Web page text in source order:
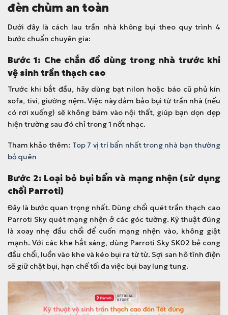
đèn chùm an toàn
Dưới đây là cách lau trần nhà không bụi theo quy trình 4
bước chuẩn chuyên gia:
Bước 1: Che chắn đồ dùng trong nhà trước khi
vệ sinh trần thạch cao
Trước khi bắt đầu, hãy dùng bạt nilon hoặc báo cũ phủ kín
sofa, tivi, giường nệm. Việc này đảm bảo bụi từ trần nhà (nếu
có rơi xuống) sẽ không bám vào nội thất, giúp bạn dọn dẹp
hiện trường sau đó chỉ trong 1 nốt nhạc.
Tham khảo thêm: Top 7 vị trí bẩn nhất trong nhà bạn thường
bỏ quên
Bước 2: Loại bỏ bụi bẩn và mạng nhện (sử dụng
chổi Parroti)
Đây là bước quan trọng nhất. Dùng chổi quét trần thạch cao
Parroti Sky quét mạng nhện ở các góc tường. Kỹ thuật đúng
là xoay nhẹ đầu chổi để cuốn mạng nhện vào, không giật
mạnh. Với các khe hắt sáng, dùng Parroti Sky SK02 bẻ cong
đầu chổi, luồn vào khe và kéo bụi ra từ từ. Sợi san hô tĩnh điện
sẽ giữ chặt bụi, hạn chế tối đa việc bụi bay lung tung.